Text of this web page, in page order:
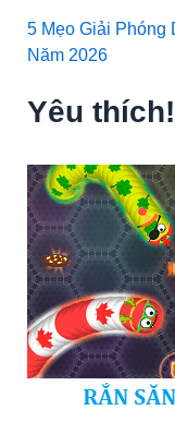
5 Mẹo Giải Phóng
Năm 2026
Yêu thích!